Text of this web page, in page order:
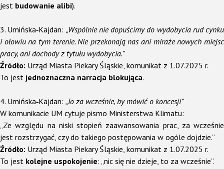
jest budowanie alibi).
3. Umińska‑Kajdan: „Wspólnie nie dopuścimy do wydobycia rud cynku
i ołowiu na tym terenie. Nie przekonają nas ani miraże nowych miejsc
pracy, ani dochody z tytułu wydobycia.”
Źródło: Urząd Miasta Piekary Śląskie, komunikat z 1.07.2025 r.
To jest jednoznaczna narracja blokująca.
4. Umińska‑Kajdan: „To za wcześnie, by mówić o koncesji”
W komunikacie UM cytuje pismo Ministerstwa Klimatu:
„Ze względu na niski stopień zaawansowania prac, za wcześnie
jest rozstrzygać, czy do takiego postępowania w ogóle dojdzie.”
Źródło: Urząd Miasta Piekary Śląskie, komunikat z 1.07.2025 r.
To jest kolejne uspokojenie: „nic się nie dzieje, to za wcześnie”.